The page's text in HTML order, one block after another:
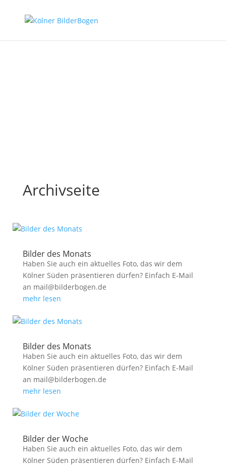
Kölner BilderBogen Ausgabe
Archivseite
Bilder des Monats
Haben Sie auch ein aktuelles Foto, das wir dem
Kölner Süden präsentieren dürfen? Einfach E-Mail
an mail@bilderbogen.de
mehr lesen
Bilder des Monats
Haben Sie auch ein aktuelles Foto, das wir dem
Kölner Süden präsentieren dürfen? Einfach E-Mail
an mail@bilderbogen.de
mehr lesen
Bilder der Woche
Haben Sie auch ein aktuelles Foto, das wir dem
Kölner Süden präsentieren dürfen? Einfach E-Mail